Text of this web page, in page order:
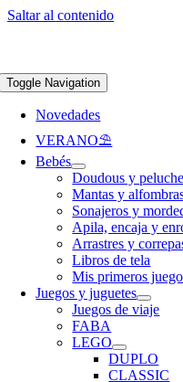
Saltar al contenido
Toggle Navigation
Novedades
VERANO⛱️​
Bebés
Doudous y
Mantas y
Sonajeros y
Apila, encaja y
Arrastres y
Libros de tela
Mis primeros
Juegos y juguetes
Juegos de viaje
FABA
LEGO
DUPLO
CLASSIC